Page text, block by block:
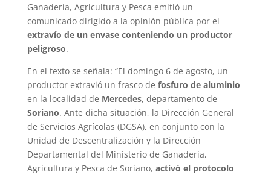
Ganadería, Agricultura y Pesca emitió un
comunicado dirigido a la opinión pública por el
extravío de un envase conteniendo un productor
peligroso.
En el texto se señala: “El domingo 6 de agosto, un
productor extravió un frasco de fosfuro de aluminio
en la localidad de Mercedes, departamento de
Soriano. Ante dicha situación, la Dirección General
de Servicios Agrícolas (DGSA), en conjunto con la
Unidad de Descentralización y la Dirección
Departamental del Ministerio de Ganadería,
Agricultura y Pesca de Soriano, activó el protocolo